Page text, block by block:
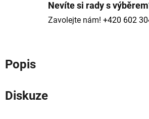
Nevíte si rady s
Zavolejte nám! +420 602
Popis
Diskuze